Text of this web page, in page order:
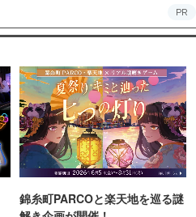
PR
錦糸町PARCOと楽天地を巡る謎